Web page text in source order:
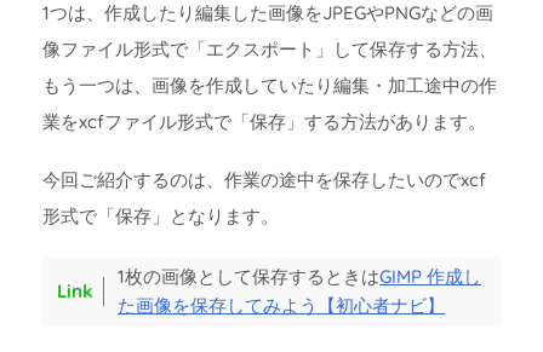
1つは、作成したり編集した画像をJPEGやPNGなどの画
像ファイル形式で「エクスポート」して保存する方法、
もう一つは、画像を作成していたり編集・加工途中の作
業をxcfファイル形式で「保存」する方法があります。
今回ご紹介するのは、作業の途中を保存したいのでxcf
形式で「保存」となります。
1枚の画像として保存するときはGIMP 作成し
た画像を保存してみよう【初心者ナビ】